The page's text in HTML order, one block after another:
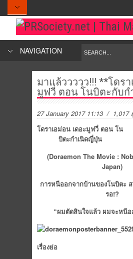
NAVIGATION
มาแล้ววววว!!! **โดรา
มูฟวี่ ตอน โนบิตะกับ
27 January 2017 11:13 / 1,017
โดราเอม่อน เดอะมูฟวี่ ตอน โน
บิตะกำเนิดญี่ปุ่น
(Doraemon The Movie :
Japan)
การหนีออกจากบ้านของโนบิตะ
รอ!?
“ผมตัดสินใจแล้ว ผมจะหนีอ
เรื่องย่อ